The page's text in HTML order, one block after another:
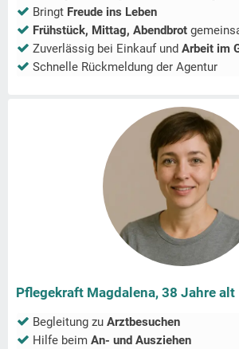
Bringt Freude ins Leben
Frühstück, Mittag, Abendbrot
Zuverlässig bei Einkauf und Arbeit im
Schnelle Rückmeldung der Agentur
Pflegekraft Magdalena, 38 Jahre alt
Begleitung zu Arztbesuchen
Hilfe beim An- und Ausziehen